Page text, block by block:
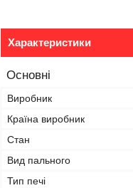
Характеристики
Основні
Виробник
Країна виробник
Стан
Вид пального
Тип печі